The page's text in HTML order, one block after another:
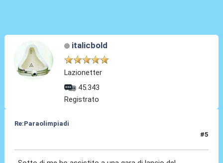
italicbold
Lazionetter
45.343
Registrato
Re:Paraolimpiadi
#5